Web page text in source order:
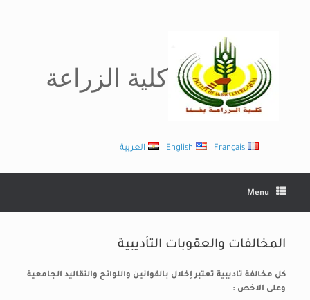
كلية الزراعة
العربية English Français
Menu
المخالفات والعقوبات التأديبية
كل مخالفة تاديبية تعتبر إخلال بالقوانين واللوائح والتقاليد الجامعية
وعلى الاخص :